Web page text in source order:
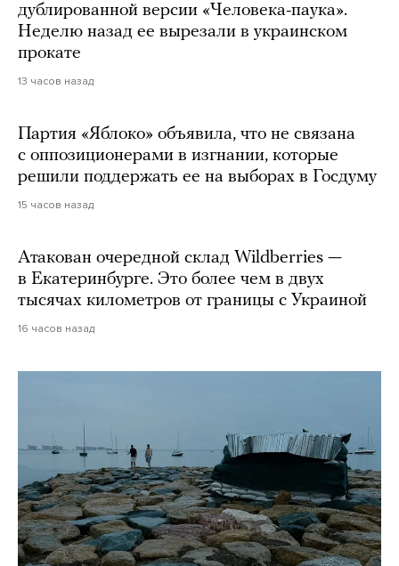
дублированной версии «Человека-паука».
Неделю назад ее вырезали в украинском
прокате
13 часов назад
Партия «Яблоко» объявила, что не связана
с оппозиционерами в изгнании, которые
решили поддержать ее на выборах в Госдуму
15 часов назад
Атакован очередной склад Wildberries —
в Екатеринбурге. Это более чем в двух
тысячах километров от границы с Украиной
16 часов назад